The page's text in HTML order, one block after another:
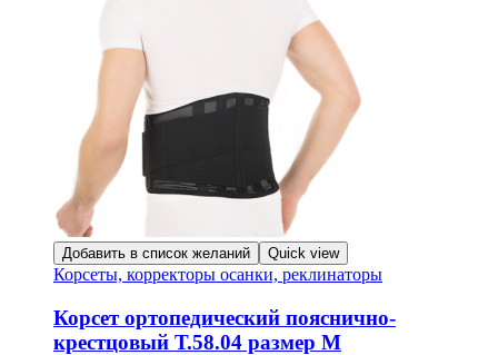
Добавить в список желаний Quick view
Корсеты, корректоры осанки, реклинаторы
Корсет ортопедический пояснично-
крестцовый Т.58.04 размер M